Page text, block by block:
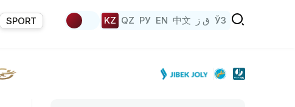
SPORT KZ QZ РУ EN 中文 ق ز ЎЗ